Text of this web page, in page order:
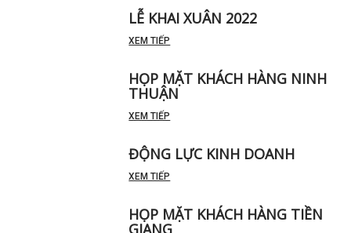
LỄ KHAI XUÂN 2022
XEM TIẾP
HỌP MẶT KHÁCH HÀNG NINH
THUẬN
XEM TIẾP
ĐỘNG LỰC KINH DOANH
XEM TIẾP
HỌP MẶT KHÁCH HÀNG TIỀN